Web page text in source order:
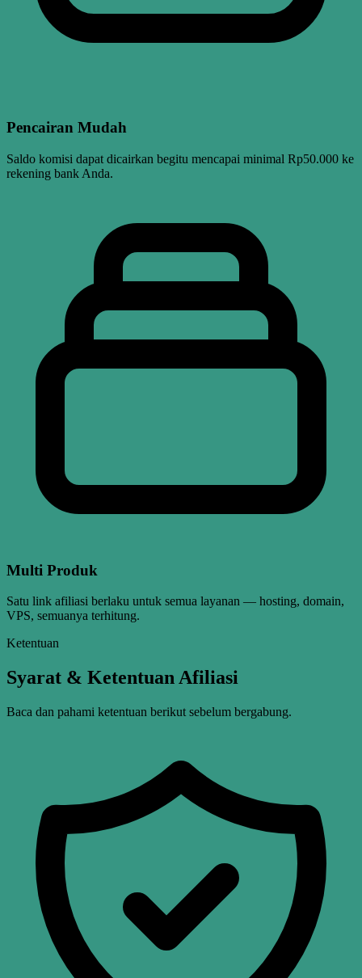
Pencairan Mudah
Saldo komisi dapat dicairkan begitu mencapai minimal Rp50.000 ke
rekening bank Anda.
Multi Produk
Satu link afiliasi berlaku untuk semua layanan — hosting, domain,
VPS, semuanya terhitung.
Ketentuan
Syarat & Ketentuan Afiliasi
Baca dan pahami ketentuan berikut sebelum bergabung.